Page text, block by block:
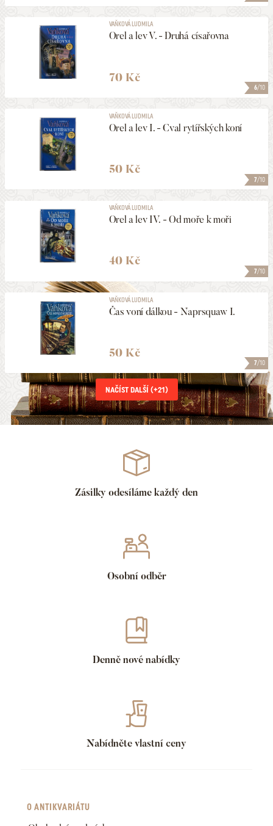
6/10
VAŇKOVÁ LUDMILA
Orel a lev V. - Druhá císařovna
70 Kč
7/10
VAŇKOVÁ LUDMILA
Orel a lev I. - Cval rytířských koní
50 Kč
7/10
VAŇKOVÁ LUDMILA
Orel a lev IV. - Od moře k moři
40 Kč
7/10
VAŇKOVÁ LUDMILA
Čas voní dálkou - Naprsquaw I.
50 Kč
NAČÍST DALŠÍ (+21)
Zásilky odesíláme každý den
Osobní odběr
Denně nové nabídky
Nabídněte vlastní ceny
O ANTIKVARIÁTU